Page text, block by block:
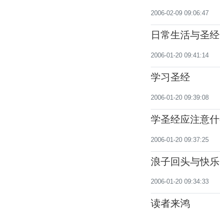
2006-02-09 09:06:47
日常生活与圣经
2006-01-20 09:41:14
学习圣经
2006-01-20 09:39:08
学圣经应注意
2006-01-20 09:37:25
浪子回头与快乐
2006-01-20 09:34:33
读者来鸿